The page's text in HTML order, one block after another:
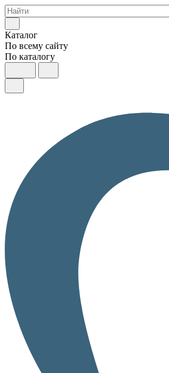
Каталог
По всему сайту
По каталогу